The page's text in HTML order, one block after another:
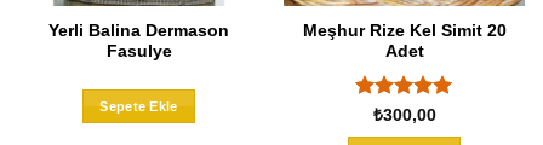
Yerli Balina Dermason
Fasulye
Sepete Ekle
Bu
Meşhur Rize Kel Simit 20
Adet
5 üzerinden
5oy aldı
₺300,00